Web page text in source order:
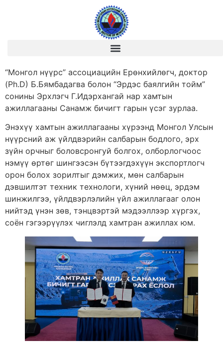
“Монгол нүүрс” ассоциацийн Ерөнхийлөгч, доктор
(Ph.D) Б.Бямбадагва болон “Эрдэс баялгийн тойм”
сонины Эрхлэгч Г.Идэрхангай нар хамтын
ажиллагааны Санамж бичигт гарын үсэг зурлаа.
Энэхүү хамтын ажиллагааны хүрээнд Монгол Улсын
нүүрсний аж үйлдвэрийн салбарын бодлого, эрх
зүйн орчныг боловсронгуй болгох, олборлогчоос
нэмүү өртөг шингээсэн бүтээгдэхүүн экспортлогч
орон болох зорилтыг дэмжих, мөн салбарын
дэвшилтэт техник технологи, хүний нөөц, эрдэм
шинжилгээ, үйлдвэрлэлийн үйл ажиллагааг олон
нийтэд үнэн зөв, тэнцвэртэй мэдээллээр хүргэх,
соён гэгээрүүлэх чиглэлд хамтран ажиллах юм.